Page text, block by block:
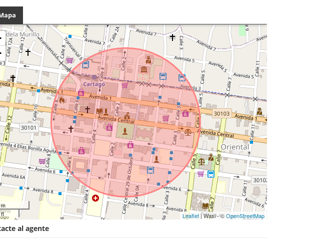
Leaflet| Wasi - ©OpenStreetMap
al agente